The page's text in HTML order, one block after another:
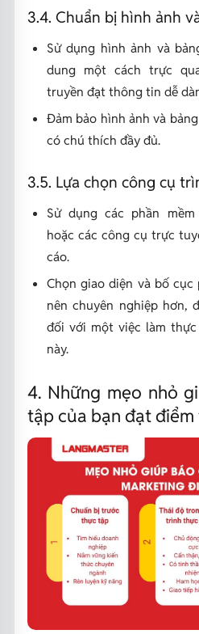
3.4. Chuẩn bị hình ảnh
Sử dụng hình ảnh và
dung một cách trực
truyền đạt thông tin dễ
Đảm bảo hình ảnh và
có chú thích đầy đủ.
3.5. Lựa chọn công cụ
Sử dụng các phần mềm
hoặc các công cụ trực
cáo.
Chọn giao diện và bố
nên chuyên nghiệp hơn,
đối với một việc làm
này.
4. Những mẹo nhỏ
tập của bạn đạt